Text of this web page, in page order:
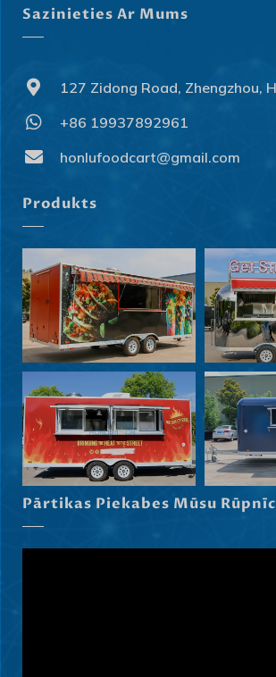
Sazinieties Ar Mums
127 Zidong Road, Zhengzhou,
+86 19937892961
honlufoodcart@gmail.com
Produkts
Pārtikas Piekabes Mūsu Dansk
Hrvatski
Српски
Norsk
Maori
Eesti
हिन्दी